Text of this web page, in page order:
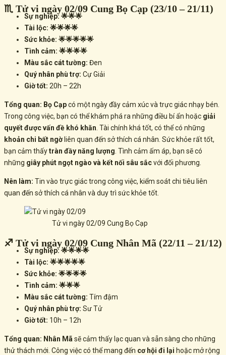
♏ Tử vi ngày 02/09 Cung Bọ Cạp (23/10 – 21/11)
Sự nghiệp: 🌟🌟🌟
Tài lộc: 🌟🌟🌟🌟
Sức khỏe: 🌟🌟🌟🌟🌟
Tình cảm: 🌟🌟🌟🌟
Màu sắc cát tường: Đen
Quý nhân phù trợ: Cự Giải
Giờ tốt: 20h – 22h
Tổng quan: Bọ Cạpcó một ngày đầy cảm xúc và trực giác nhạy bén.
Trong công việc, bạn có thể khám phá ra những điều bí ẩn hoặc giải
quyết được vấn đề khó khăn . Tài chính khá tốt, có thể có những
khoản chi bất ngờliên quan đến sở thích cá nhân. Sức khỏe rất tốt,
bạn cảm thấytràn đầy năng lượng . Tình cảm ấm áp, bạn sẽ có
những giây phút ngọt ngào và kết nối sâu sắcvới đối phương.
Nên làm: Tin vào trực giác trong công việc, kiểm soát chi tiêu liên
quan đến sở thích cá nhân và duy trì sức khỏe tốt.
Tử vi ngày 02/09 Cung Bọ Cạp
♐ Tử vi ngày 02/09 Cung Nhân Mã (22/11 – 21/12)
Sự nghiệp: 🌟🌟🌟🌟
Tài lộc: 🌟🌟🌟🌟🌟
Sức khỏe: 🌟🌟🌟🌟
Tình cảm: 🌟🌟🌟
Màu sắc cát tường: Tím đậm
Quý nhân phù trợ: Sư Tử
Giờ tốt: 10h – 12h
Tổng quan: Nhân Mã sẽ cảm thấy lạc quan và sẵn sàng cho những
thử thách mới. Công việc có thể mang đến cơ hội đi lại hoặc mở rộng